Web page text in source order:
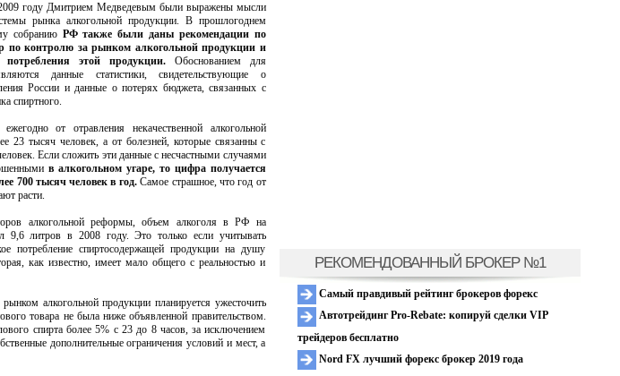
году Дмитрием Медведевым были выражены мысли
рынка алкогольной продукции. В прошлогоднем
собранию РФ также были даны рекомендации по
по контролю за рынком алкогольной продукции и
этой продукции.Обоснованием для
данные статистики, свидетельствующие о
России и данные о потерях бюджета, связанных с
спиртного.
от отравления некачественной алкогольной
23 тысяч человек, а от болезней, которые связанны с
Если сложить эти данные с несчастными случаями
в алкогольном угаре, то цифра получается
700 тысяч человек в год.Самое страшное, что год от
расти.
алкогольной реформы, объем алкоголя в РФ на
9,6 литров в 2008 году. Это только если учитывать
потребление спиртосодержащей продукции на душу
как известно, имеет мало общего с реальностью и
алкогольной продукции планируется ужесточить
товара не была ниже объявленной правительством.
спирта более 5% с 23 до 8 часов, за исключением
дополнительные ограничения условий и мест, а
РЕКОМЕНДОВАННЫЙ БРОКЕР №1
Самый правдивый рейтинг брокеров форекс
Автотрейдинг Pro-Rebate: копируй сделки VIP
трейдеров бесплатно
Nord FX лучший форекс брокер 2019 года